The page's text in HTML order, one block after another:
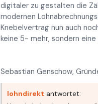
digitaler zu gestalten die
modernen
Knebelvertrag nun auch
keine 5- mehr, sondern
Sebastian Genschow,
lohndirekt antwortet: